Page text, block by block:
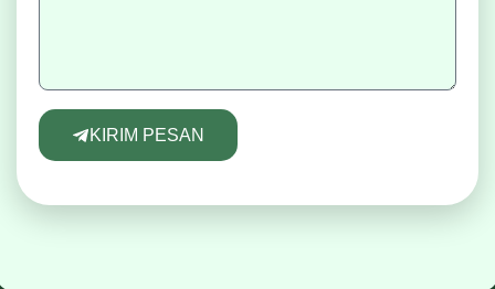
KIRIM PESAN